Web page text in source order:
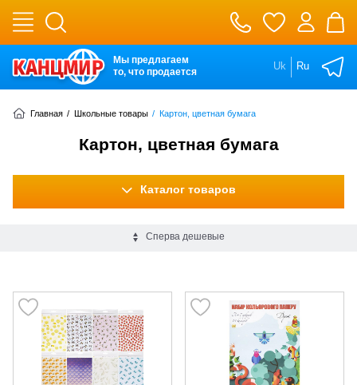
Мы предлагаем
то, что продается
Uk Ru
Главная / Школьные товары / Картон, цветная бумага
Картон, цветная бумага
Каталог товаров
Сперва дешевые